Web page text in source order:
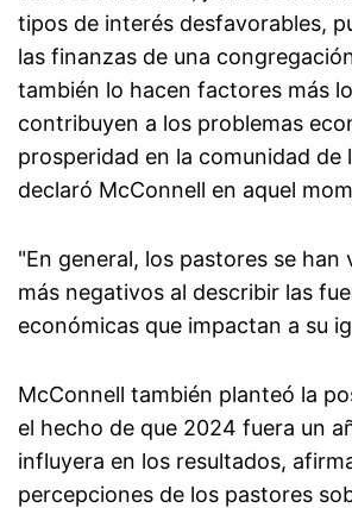
tipos de interés desfavorables,
las finanzas de una
también lo hacen factores más
contribuyen a los problemas
prosperidad en la comunidad de
declaró McConnell en aquel
"En general, los pastores se han
más negativos al describir las
económicas que impactan a su
McConnell también planteó la
el hecho de que 2024 fuera un
influyera en los resultados,
percepciones de los pastores